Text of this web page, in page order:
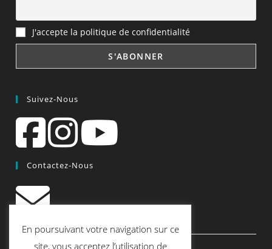
J'accepte la politique de confidentialité
Suivez-Nous
Contactez-Nous
contact@quiscrap.fr
Les Fiches Techniques et les Tutos
En poursuivant votre navigation sur ce
site, vous acceptez l’utilisation de